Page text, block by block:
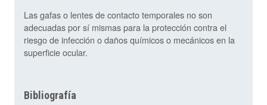
Las gafas o lentes de contacto temporales no son
adecuadas por sí mismas para la protección contra el
riesgo de infección o daños químicos o mecánicos en la
superficie ocular.
Bibliografía